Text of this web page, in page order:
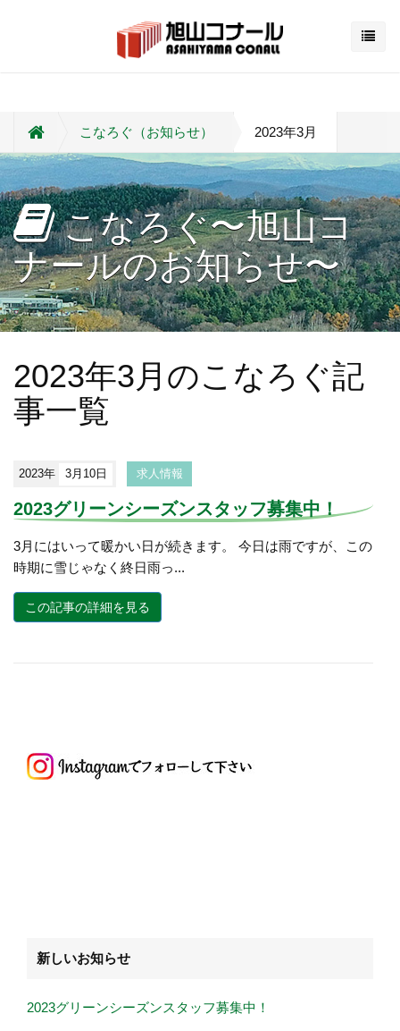
こなろぐ（お知らせ） 2023年3月
こなろぐ〜旭山コ
ナールのお知らせ〜
2023年3月のこなろぐ記
事一覧
2023年 3月10日 求人情報
2023グリーンシーズンスタッフ募集中！
3月にはいって暖かい日が続きます。 今日は雨ですが、この
時期に雪じゃなく終日雨っ...
この記事の詳細を見る
新しいお知らせ
2023グリーンシーズンスタッフ募集中！